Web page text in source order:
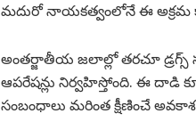
మదురో నాయకత్వంలోనే ఈ అక్రమ
అంతర్జాతీయ జలాల్లో తరచూ డ్రగ్స్
ఆపరేషన్లు నిర్వహిస్తోంది. ఈ
సంబంధాలు మరింత క్షీణించే